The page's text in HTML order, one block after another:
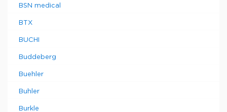
BSN medical
BTX
BUCHI
Buddeberg
Buehler
Buhler
Burkle